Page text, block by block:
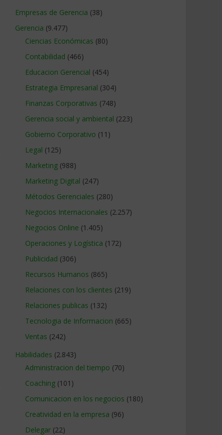
Empresas de Gerencia (38)
Gerencia (9.477)
Ciencias Económicas (80)
Contabilidad (466)
Educacion Gerencial (454)
Estrategia Empresarial (304)
Finanzas Corporativas (748)
Gerencia social y ambiental (223)
Gobierno Corporativo (11)
Legal (125)
Marketing (988)
Marketing Digital (247)
Métodos Gerenciales (280)
Negocios Internacionales (2.257)
Negocios Online (1.405)
Operaciones y Logística (172)
Publicidad (306)
Recursos Humanos (865)
Relaciones con los clientes (219)
Relaciones publicas (132)
Tecnologia de Informacion (665)
Ventas (242)
Habilidades (2.843)
Administracion del tiempo (70)
Coaching (101)
Comunicacion en los negocios (180)
Creatividad en la empresa (96)
Delegar (22)